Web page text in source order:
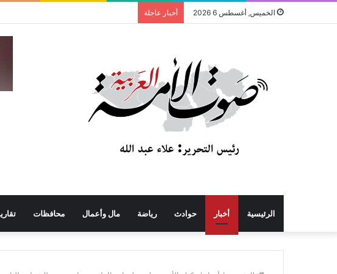
الخميس, أغسطس 6 2026 أخبار عاجلة
الرئيسية أخبار حوادث رياضة مال وأعمال محافظات